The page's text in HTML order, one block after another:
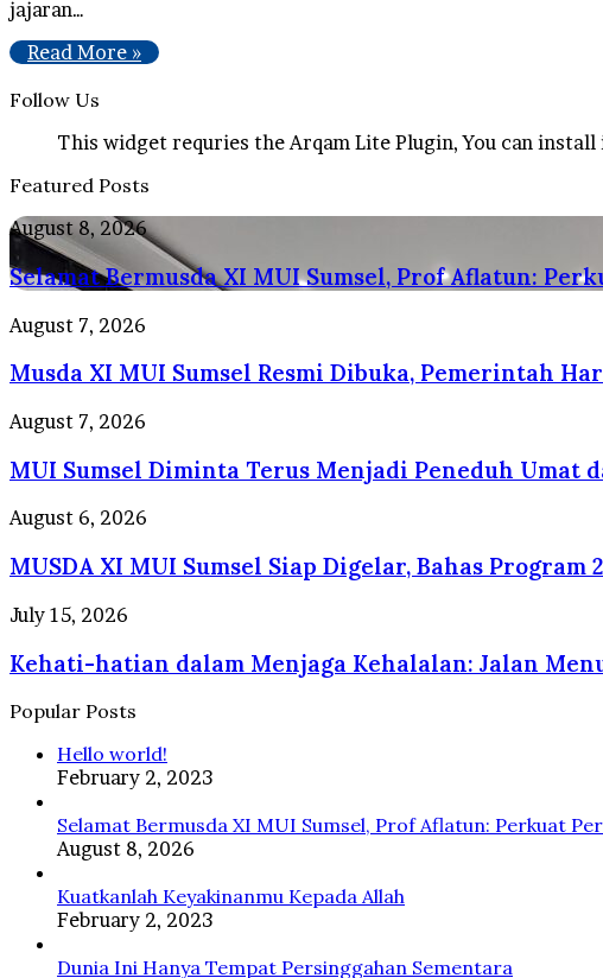
jajaran…
Read More »
Follow Us
This widget requries the Arqam Lite Plugin, You can
Featured Posts
Selamat
Bermusda
XI
MUI
Sumsel,
Aflatun:
Peran
Ulama,
Hadirkan
Kemaslahatan
Umat
August 8, 2026
Selamat Bermusda XI MUI Sumsel, Prof Aflatun:
Musda
MUI
Resmi
Pemerintah
MUI
Terus
Menjadi
Peneduh
Umat
August 7, 2026
Musda XI MUI Sumsel Resmi Dibuka, Pemerintah
MUI
Diminta
Menjadi
Umat
Mengawal
Kehidupan
Beragama
Berlandaskan
Al-
Qur’an
dan
Hadis
August 7, 2026
MUI Sumsel Diminta Terus Menjadi Peneduh Umat
MUSDA
MUI
Siap
Bahas
2026–
2031
dan
Susun
Kepengurusan
August 6, 2026
MUSDA XI MUI Sumsel Siap Digelar, Bahas Program
Kehati-
dalam
Kehalalan:
Menuju
Keberkahan
July 15, 2026
Kehati-hatian dalam Menjaga Kehalalan: Jalan
Popular Posts
Hello world!
February 2, 2023
Selamat Bermusda XI MUI Sumsel, Prof Aflatun: Perkuat
August 8, 2026
Kuatkanlah Keyakinanmu Kepada Allah
February 2, 2023
Dunia Ini Hanya Tempat Persinggahan Sementara